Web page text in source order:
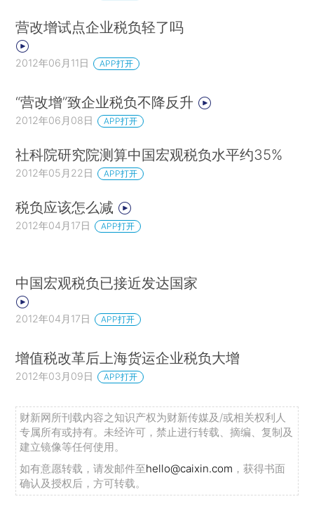
营改增试点企业税负轻了吗
2012年06月11日 APP打开
“营改增”致企业税负不降反升
2012年06月08日 APP打开
社科院研究院测算中国宏观税负水平约35%
2012年05月22日 APP打开
税负应该怎么减
2012年04月17日 APP打开
中国宏观税负已接近发达国家
2012年04月17日 APP打开
增值税改革后上海货运企业税负大增
2012年03月09日 APP打开
财新网所刊载内容之知识产权为财新传媒及/或相关权利人
专属所有或持有。未经许可，禁止进行转载、摘编、复制及
建立镜像等任何使用。
如有意愿转载，请发邮件至hello@caixin.com ，获得书面
确认及授权后，方可转载。